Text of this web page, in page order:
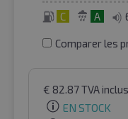
C A
Comparer les
€ 82.87TVA
EN STOCK